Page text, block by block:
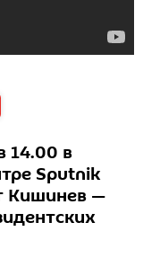
14.00 в
Sputnik
Кишинев —